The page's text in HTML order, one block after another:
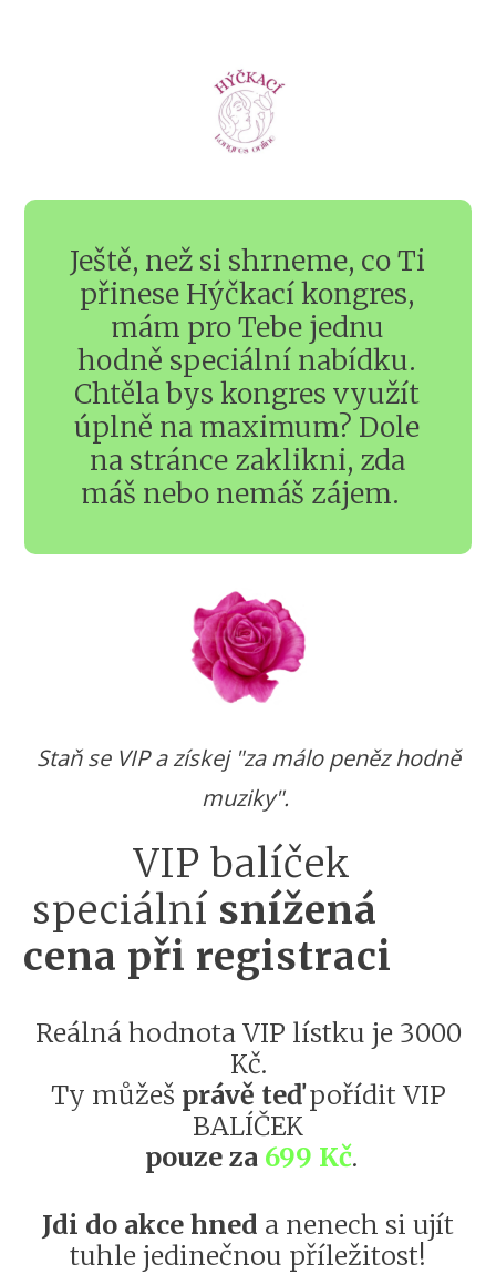
Ještě, než si shrneme, co Ti
přinese Hýčkací kongres,
mám pro Tebe jednu
hodně speciální nabídku.
Chtěla bys kongres využít
úplně na maximum? Dole
na stránce zaklikni, zda
máš nebo nemáš zájem.
Staň se VIP a získej "za málo peněz hodně
muziky".
VIP balíček
speciální snížená
cena při registraci
Reálná hodnota VIP lístku je 3000
Kč.
Ty můžeš právě teďpořídit VIP
BALÍČEK
pouze za 699 Kč.
Jdi do akce hned a nenech si ujít
tuhle jedinečnou příležitost!